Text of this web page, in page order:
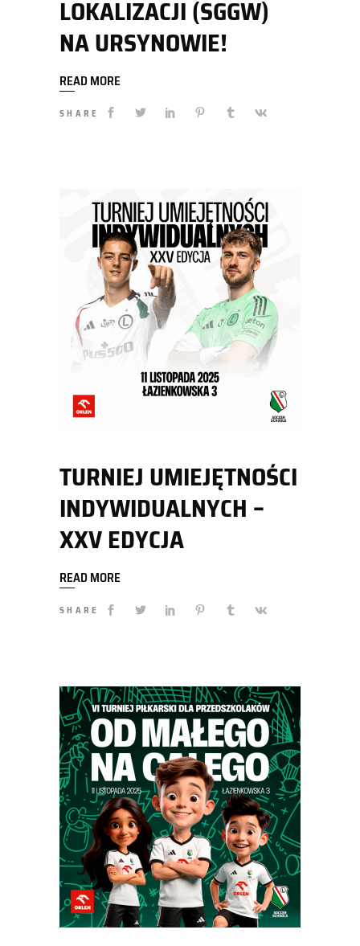
LOKALIZACJI (SGGW)
NA URSYNOWIE!
READ MORE
SHARE
TURNIEJ UMIEJĘTNOŚCI
INDYWIDUALNYCH –
XXV EDYCJA
READ MORE
SHARE